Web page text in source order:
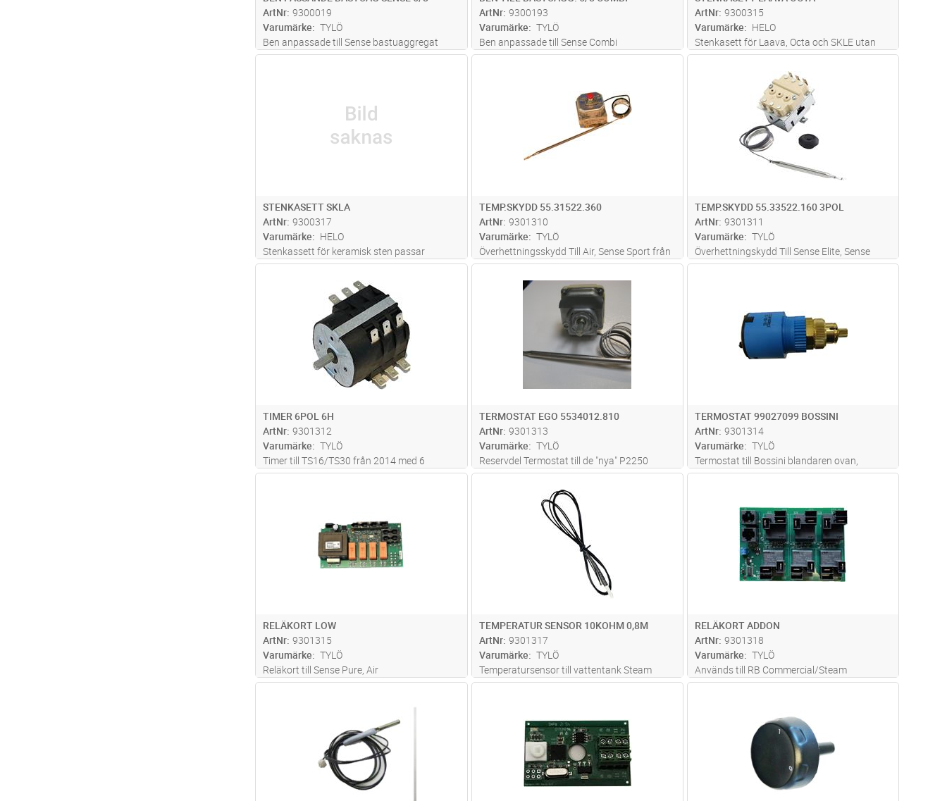
ArtNr 9300019
Varumärke
TYLÖ
Ben anpassade till Sense bastuaggregat
6/8/10. Lackerade i svart.
ArtNr 9300193
Varumärke
TYLÖ
Ben anpassade till Sense Combi
bastuaggregat 6/8/10. Lackerade i svart.
ArtNr 9300315
Varumärke
HELO
Stenkasett för Laava, Octa och SKLE utan
BWT (7 st) Passar keramisk sten
STENKASETT SKLA
ArtNr 9300317
Varumärke
HELO
Stenkassett för keramisk sten passar
Magma och SKLA utan BWT (13 st )
TEMP.SKYDD 55.31522.360
ArtNr 9301310
Varumärke
TYLÖ
Överhettningsskydd Till Air, Sense Sport från
2014-01, Sense SK från 2013-05, även
senare Sense modeller (Pure/Elite) t.om.
Lägg i kundvagn
TEMP.SKYDD 55.33522.160 3POL
ArtNr 9301311
Varumärke
TYLÖ
Överhettningskydd Till Sense Elite, Sense
Combi, Sense Pure, Sense Sport, Sense
Lägg i kundvagn
TIMER 6POL 6H
ArtNr 9301312
Varumärke
TYLÖ
Timer till TS16/TS30 från 2014 med 6
timmars gångtid. Ingen förvalstid.
ST Lägg i kundvagn
TERMOSTAT EGO 5534012.810
ArtNr 9301313
Varumärke
TYLÖ
Reservdel Termostat till de "nya" P2250
Sense Sport 6-8. Från September 2021. /MK
TERMOSTAT 99027099 BOSSINI
ArtNr 9301314
Varumärke
TYLÖ
Termostat till Bossini blandaren ovan,
96000061. Efter -03 Mont anv medföljer.
RELÄKORT LOW
ArtNr 9301315
Varumärke
TYLÖ
Reläkort till Sense Pure, Air
TEMPERATUR SENSOR 10KOHM 0,8M
ArtNr 9301317
Varumärke
TYLÖ
Temperatursensor till vattentank Steam
Commercial/Home
RELÄKORT ADDON
ArtNr 9301318
Varumärke
TYLÖ
Används till RB Commercial/Steam
Comercial